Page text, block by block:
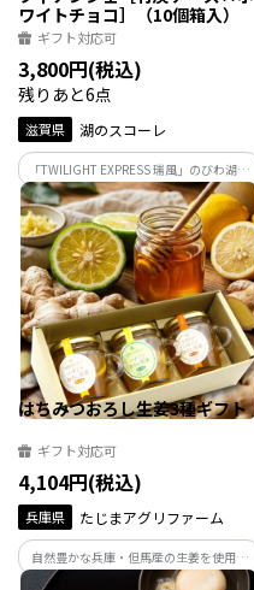
ワイトチョコ］（10個箱入）
ギフト対応可
3,800円(税込)
残りあと6点
滋賀県 湖のスコーレ
「TWILIGHT EXPRESS 瑞風」のびわ湖周
遊・せとうちコース（上り）の2日目ラン
チを監修する食の匠・市山シェフが生み
出したフィナンシェ。滋賀県産チーズと
ホワイトチョコの組合せをお楽しみくだ
さい。
はちみつおろし生姜3種ギフト
ギフト対応可
4,104円(税込)
兵庫県 たじまアグリファーム
自然豊かな兵庫・但馬産の生姜を使用。
代表商品「ハチミツおろし生姜」や「生